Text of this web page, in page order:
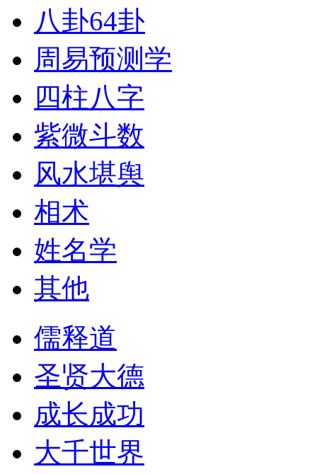
八卦64卦
周易预测学
四柱八字
紫微斗数
风水堪舆
相术
姓名学
其他
儒释道
圣贤大德
成长成功
大千世界